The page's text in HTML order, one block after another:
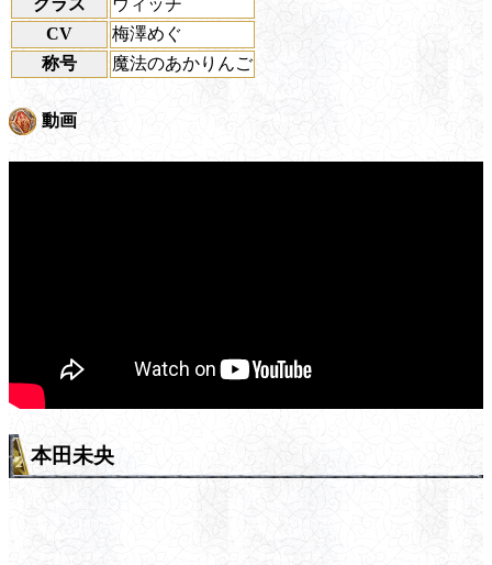
クラス
ウィッチ
CV
梅澤めぐ
称号
魔法のあかりんご
動画
本田未央